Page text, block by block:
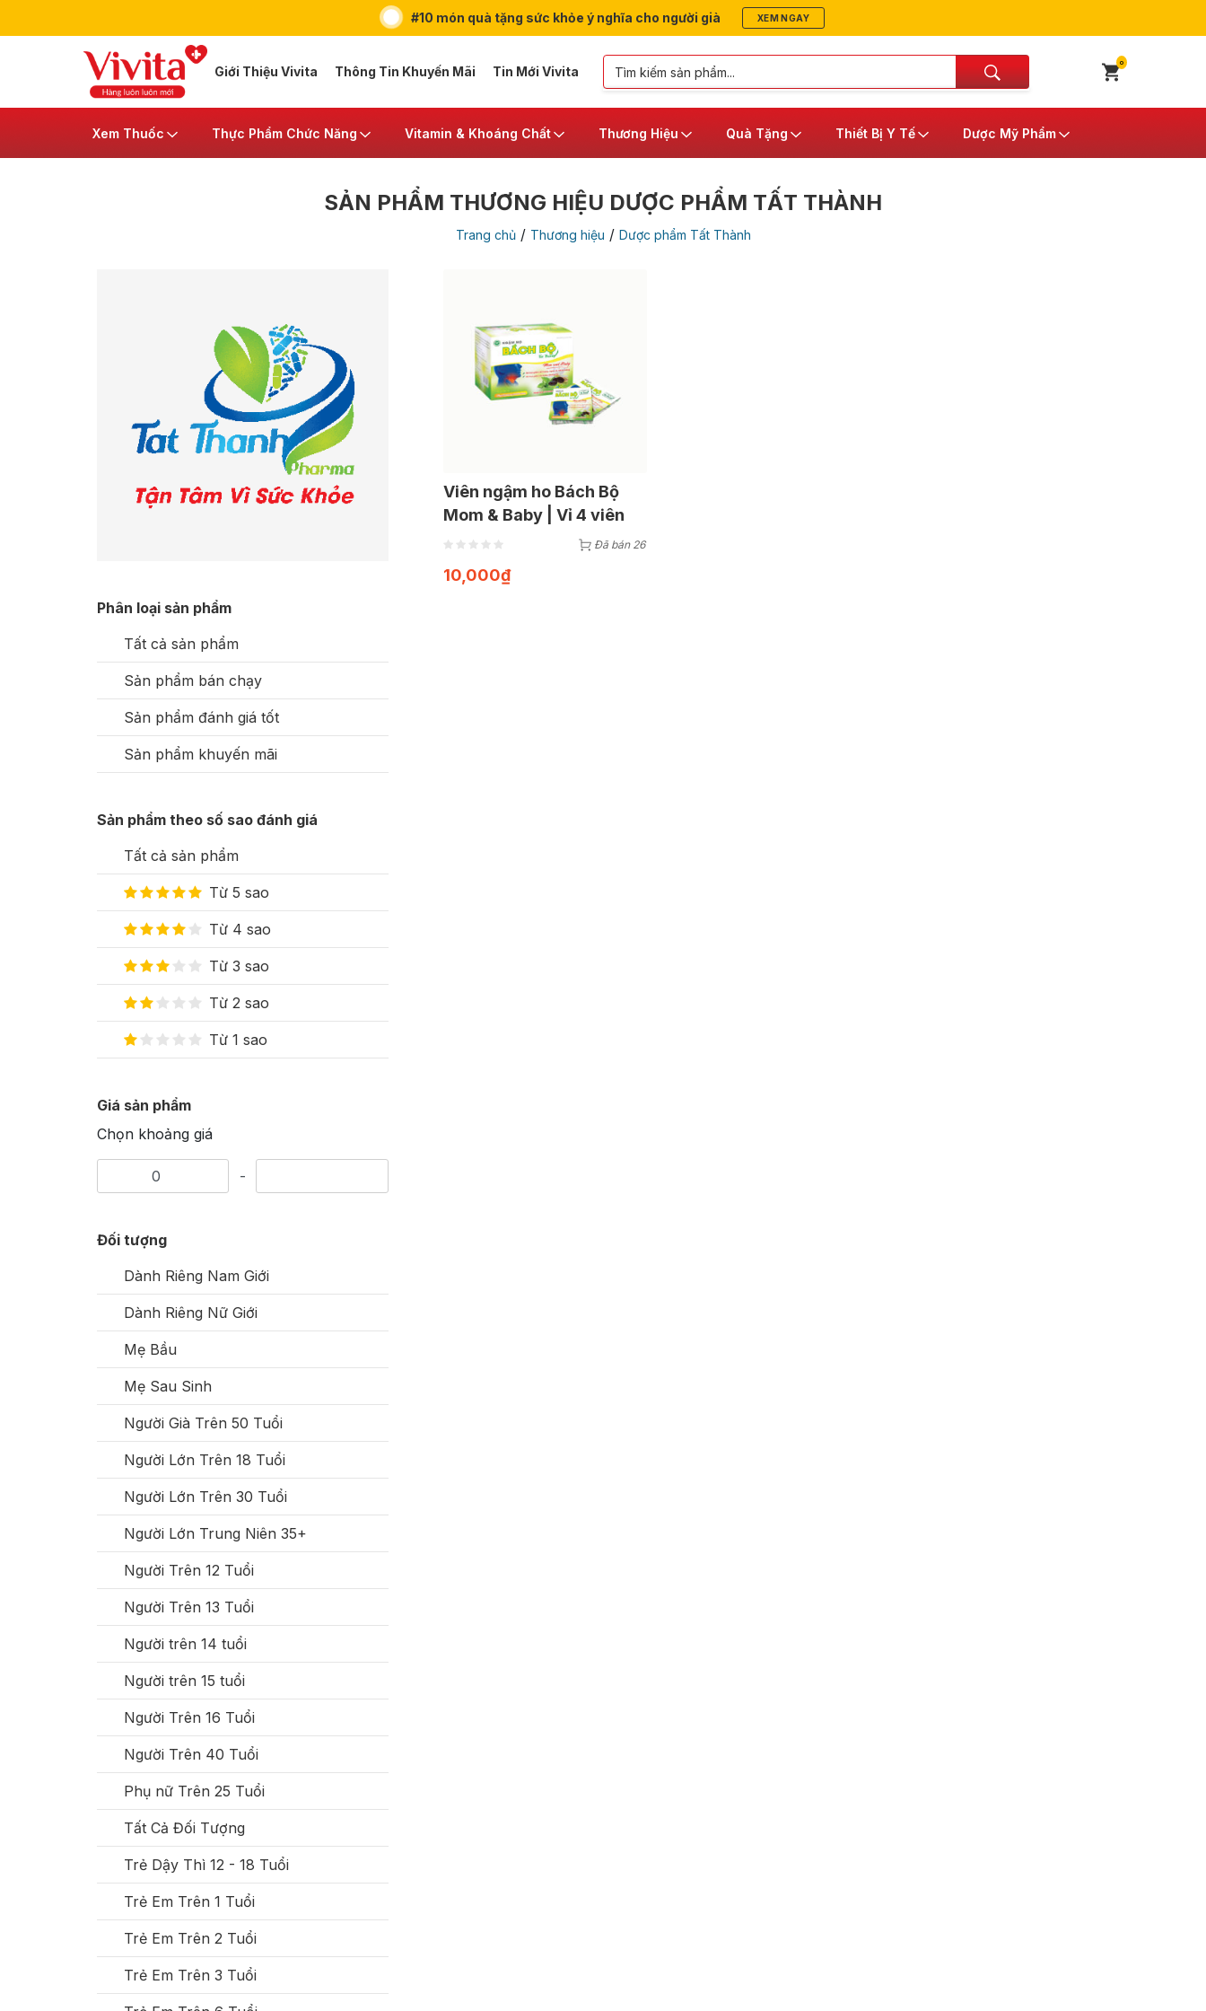
#10 món quà tặng sức khỏe ý nghĩa cho người già XEM NGAY
Giới Thiệu Vivita Thông Tin Khuyến Mãi Tin Mới Vivita
0
Xem Thuốc Thực Phẩm Chức Năng Vitamin & Khoáng Chất Thương Hiệu Quà Tặng Thiết Bị Y Tế Dược Mỹ Phẩm
SẢN PHẨM THƯƠNG HIỆU DƯỢC PHẨM TẤT THÀNH
Trang chủ/ Thương hiệu / Dược phẩm Tất Thành
Phân loại sản phẩm
Tất cả sản phẩm
Sản phẩm bán chạy
Sản phẩm đánh giá tốt
Sản phẩm khuyến mãi
Sản phẩm theo số sao đánh giá
Tất cả sản phẩm
Từ 5 sao
Từ 4 sao
Từ 3 sao
Từ 2 sao
Từ 1 sao
Giá sản phẩm
Chọn khoảng giá
-
Đối tượng
Dành Riêng Nam Giới
Dành Riêng Nữ Giới
Mẹ Bầu
Mẹ Sau Sinh
Người Già Trên 50 Tuổi
Người Lớn Trên 18 Tuổi
Người Lớn Trên 30 Tuổi
Người Lớn Trung Niên 35+
Người Trên 12 Tuổi
Người Trên 13 Tuổi
Người trên 14 tuổi
Người trên 15 tuổi
Người Trên 16 Tuổi
Người Trên 40 Tuổi
Phụ nữ Trên 25 Tuổi
Tất Cả Đối Tượng
Trẻ Dậy Thì 12 - 18 Tuổi
Trẻ Em Trên 1 Tuổi
Trẻ Em Trên 2 Tuổi
Trẻ Em Trên 3 Tuổi
Viên ngậm ho Bách Bộ
Mom & Baby | Vỉ 4 viên
Đã bán 26
10,000₫